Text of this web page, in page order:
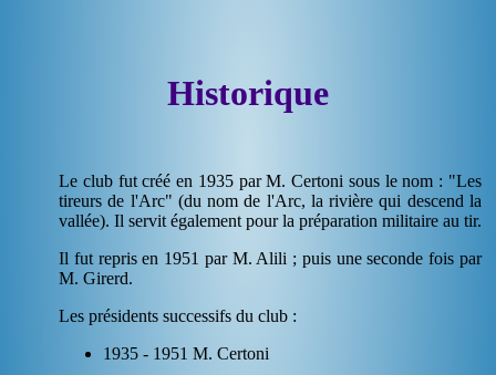
Historique
Le club fut créé en 1935 par M. Certoni sous le nom : "Les
tireurs de l'Arc" (du nom de l'Arc, la rivière qui descend la
vallée). Il servit également pour la préparation militaire au tir.
Il fut repris en 1951 par M. Alili ; puis une seconde fois par
M. Girerd.
Les présidents successifs du club :
1935 - 1951 M. Certoni